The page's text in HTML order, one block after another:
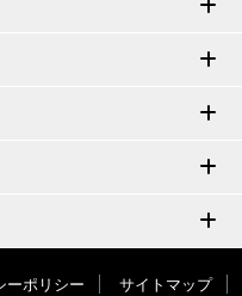
ーポリシー サイトマップ